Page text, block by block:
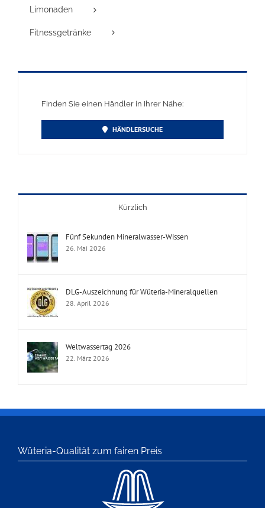
Limonaden
Fitnessgetränke
Finden Sie einen Händler in Ihrer Nähe:
HÄNDLERSUCHE
Kürzlich
Fünf Sekunden Mineralwasser-Wissen
26. Mai 2026
DLG-Auszeichnung für Wüteria-Mineralquellen
28. April 2026
Weltwassertag 2026
22. März 2026
Wüteria-Qualität zum fairen Preis